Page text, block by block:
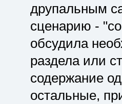
друпальным
сценарию -
обсудила
раздела или
содержание
остальные,